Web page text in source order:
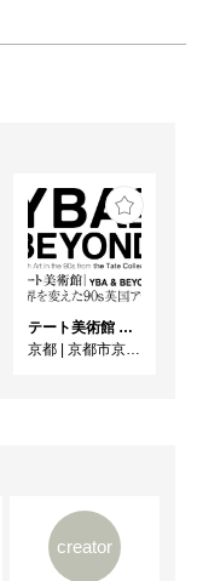
テート美術館 ― YBA & BEYOND 世界を変えた90s英国アート
京都 | 京都市京セラ美術館
creator